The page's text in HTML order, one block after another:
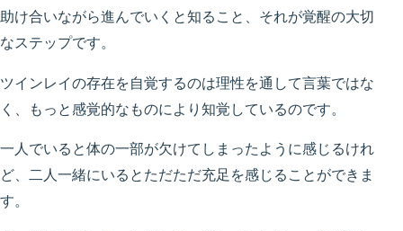
助け合いながら進んでいくと知ること、それが覚醒の大切
なステップです。
ツインレイの存在を自覚するのは理性を通して言葉ではな
く、もっと感覚的なものにより知覚しているのです。
一人でいると体の一部が欠けてしまったように感じるけれ
ど、二人一緒にいるとただただ充足を感じることができま
す。